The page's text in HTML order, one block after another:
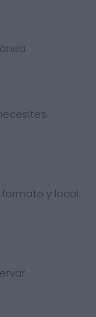
y local.